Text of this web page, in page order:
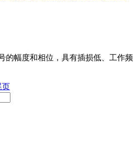
的幅度和相位，具有插损低、工作频
页